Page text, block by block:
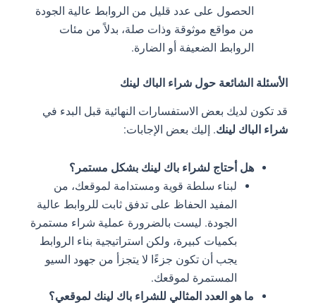
الحصول على عدد قليل من الروابط عالية الجودة
من مواقع موثوقة وذات صلة، بدلاً من مئات
الروابط الضعيفة أو الضارة.
الأسئلة الشائعة حول شراء الباك لينك
قد تكون لديك بعض الاستفسارات النهائية قبل البدء في
شراء الباك لينك. إليك بعض الإجابات:
هل أحتاج لشراء باك لينك بشكل مستمر؟
لبناء سلطة قوية ومستدامة لموقعك، من
المفيد الحفاظ على تدفق ثابت للروابط عالية
الجودة. ليست بالضرورة عملية شراء مستمرة
بكميات كبيرة، ولكن استراتيجية بناء الروابط
يجب أن تكون جزءًا لا يتجزأ من جهود السيو
المستمرة لموقعك.
ما هو العدد المثالي للشراء باك لينك لموقعي؟